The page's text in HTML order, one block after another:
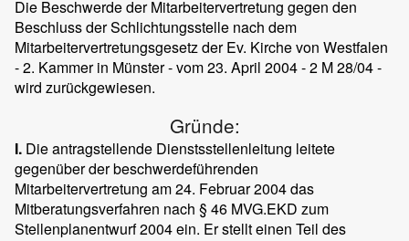
Die Beschwerde der Mitarbeitervertretung gegen den
Beschluss der Schlichtungsstelle nach dem
Mitarbeitervertretungsgesetz der Ev. Kirche von Westfalen
- 2. Kammer in Münster - vom 23. April 2004 - 2 M 28/04 -
wird zurückgewiesen.
Gründe:
I. Die antragstellende Dienstsstellenleitung leitete
gegenüber der beschwerdeführenden
Mitarbeitervertretung am 24. Februar 2004 das
Mitberatungsverfahren nach § 46 MVG.EKD zum
Stellenplanentwurf 2004 ein. Er stellt einen Teil des